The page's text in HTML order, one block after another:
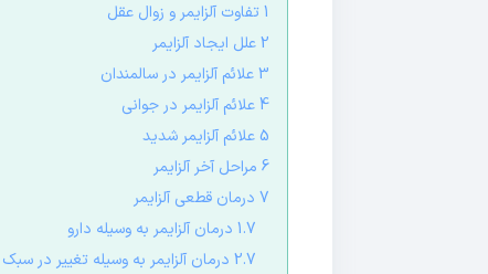
1 تفاوت آلزایمر و زوال عقل
2 علل ایجاد آلزایمر
3 علائم آلزایمر در سالمندان
4 علائم آلزایمر در جوانی
5 علائم آلزایمر شدید
6 مراحل آخر آلزایمر
7 درمان قطعی آلزایمر
1.7 درمان آلزایمر به وسیله دارو
2.7 درمان آلزایمر به وسیله تغییر در سبک زندگی